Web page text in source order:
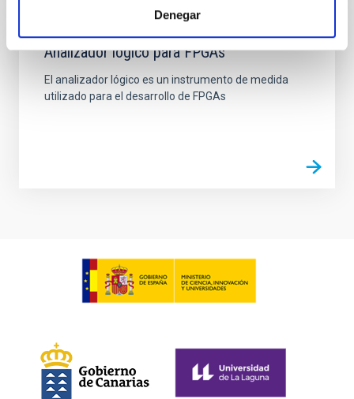
Denegar
Analizador lógico para FPGAs
El analizador lógico es un instrumento de medida
utilizado para el desarrollo de FPGAs